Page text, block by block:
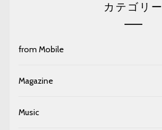
カテゴリー
from Mobile
Magazine
Music